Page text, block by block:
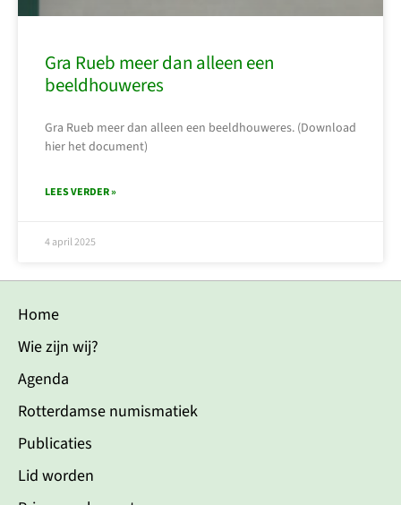
Gra Rueb meer dan alleen een
beeldhouweres
Gra Rueb meer dan alleen een beeldhouweres. (Download
hier het document)
LEES VERDER »
4 april 2025
Home
Wie zijn wij?
Agenda
Rotterdamse numismatiek
Publicaties
Lid worden